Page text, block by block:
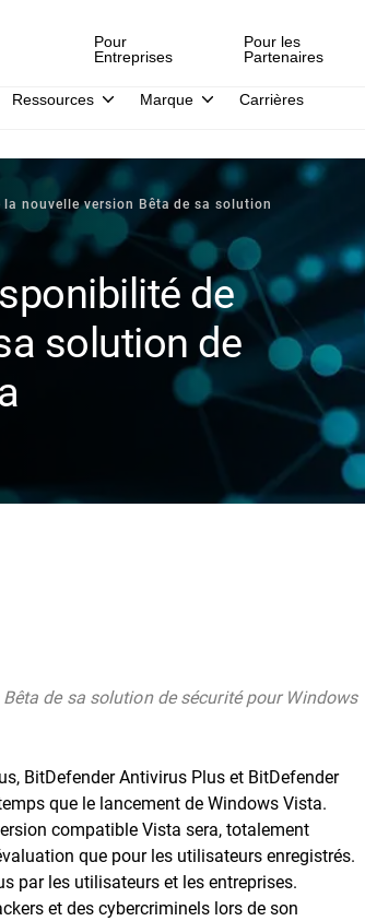
Pour
Entreprises
Pour les
Partenaires
Ressources Marque Carrières
nouvelle version Bêta de sa solution
de
solution de
de sa solution de sécurité pour Windows
BitDefender Antivirus Plus et BitDefender
que le lancement de Windows Vista.
compatible Vista sera, totalement
que pour les utilisateurs enregistrés.
par les utilisateurs et les entreprises.
et des cybercriminels lors de son